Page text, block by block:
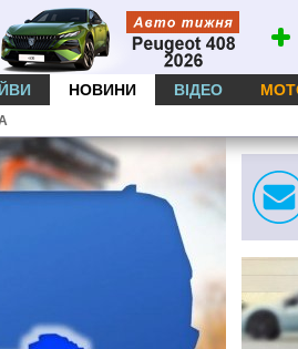
НОВИНИ ВІДЕО